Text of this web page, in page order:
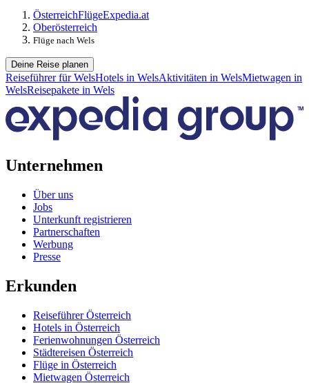
ÖsterreichFlügeExpedia.at
Oberösterreich
Flüge nach Wels
Deine Reise planen
Reiseführer für WelsHotels in WelsAktivitäten in WelsMietwagen in
WelsReisepakete in Wels
Unternehmen
Über uns
Jobs
Unterkunft registrieren
Partnerschaften
Werbung
Presse
Erkunden
Reiseführer Österreich
Hotels in Österreich
Ferienwohnungen Österreich
Städtereisen Österreich
Flüge in Österreich
Mietwagen Österreich